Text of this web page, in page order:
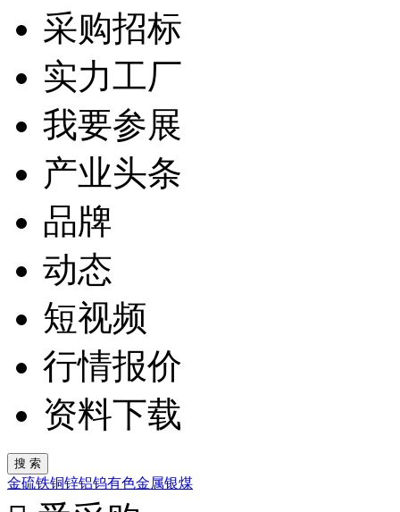
采购招标
实力工厂
我要参展
产业头条
品牌
动态
短视频
行情报价
资料下载
金硫铁铜锌铝钨有色金属银煤